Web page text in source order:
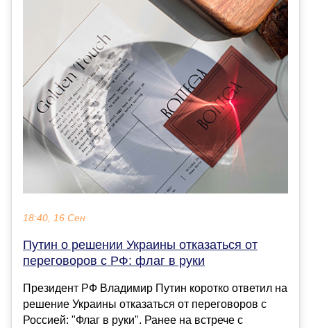
18:40, 16 Сен
Путин о решении Украины отказаться от
переговоров с РФ: флаг в руки
Президент РФ Владимир Путин коротко ответил на
решение Украины отказаться от переговоров с
Россией: "Флаг в руки". Ранее на встрече с